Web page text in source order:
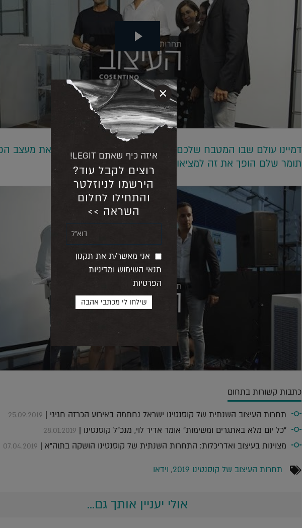
דמיינו עולם שבו המטבח שלכם עובר אתכם דירה. עכשיו תראו את מעצב
תומר שלם הופך את זה למציאות.
כתבות קשורות בתחום
תחרות העיצוב השנתית של קוסנטינו ישראל נחתמה באירוע הכרזה חגיגי | 25.09.2019
"כל יום מלא באתגרים ומשימות" אומר אדיר לוי, מנכ"ל קוסנטינו | 28.01.2019
מצוינות בעיצוב ואדריכלות: התחרות השנתית של קוסנטינו הושקה בתוה"א | 07.04.2019
תחרות העיצוב של קוסנטינו 2019 , וידאו
אולי יעניין אותך גם...
איזה כיף שאתם LEGIT!
רוצים לקבל עוד?
הירשמו לניוזלטר
והתחילו לחלום
השראה >>
אני מאשר/ת את תקנון
תנאי השימוש ומדיניות
הפרטיות
×